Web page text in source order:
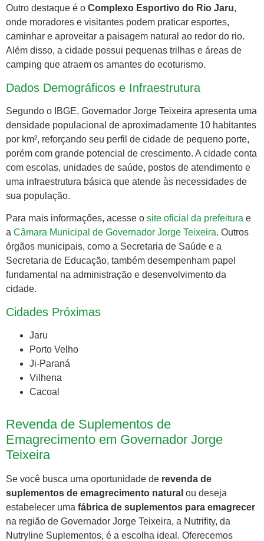
Outro destaque é o Complexo Esportivo do Rio Jaru,
onde moradores e visitantes podem praticar esportes,
caminhar e aproveitar a paisagem natural ao redor do rio.
Além disso, a cidade possui pequenas trilhas e áreas de
camping que atraem os amantes do ecoturismo.
Dados Demográficos e Infraestrutura
Segundo o IBGE, Governador Jorge Teixeira apresenta uma
densidade populacional de aproximadamente 10 habitantes
por km², reforçando seu perfil de cidade de pequeno porte,
porém com grande potencial de crescimento. A cidade conta
com escolas, unidades de saúde, postos de atendimento e
uma infraestrutura básica que atende às necessidades de
sua população.
Para mais informações, acesse o site oficial da prefeitura e
a Câmara Municipal de Governador Jorge Teixeira. Outros
órgãos municipais, como a Secretaria de Saúde e a
Secretaria de Educação, também desempenham papel
fundamental na administração e desenvolvimento da
cidade.
Cidades Próximas
Jaru
Porto Velho
Ji-Paraná
Vilhena
Cacoal
Revenda de Suplementos de
Emagrecimento em Governador Jorge
Teixeira
Se você busca uma oportunidade de revenda de
suplementos de emagrecimento natural ou deseja
estabelecer uma fábrica de suplementos para emagrecer
na região de Governador Jorge Teixeira, a Nutrifity, da
Nutryline Suplementos, é a escolha ideal. Oferecemos